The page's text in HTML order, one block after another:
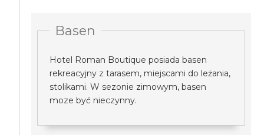
Basen
Hotel Roman Boutique posiada basen
rekreacyjny z tarasem, miejscami do leżania,
stolikami. W sezonie zimowym, basen
moze być nieczynny.